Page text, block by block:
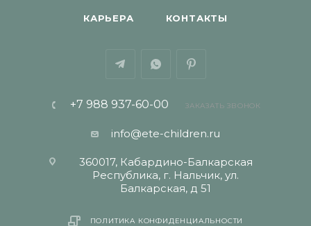
КАРЬЕРА КОНТАКТЫ
+7 988 937-60-00 ЗАКАЗАТЬ ЗВОНОК
info@ete-children.ru
360017, Кабардино-Балкарская
Республика, г. Нальчик, ул.
Балкарская, д 51
ПОЛИТИКА КОНФИДЕНЦИАЛЬНОСТИ